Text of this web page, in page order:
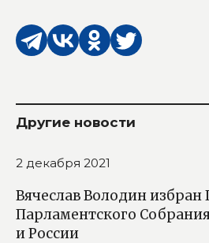
Другие новости
2 декабря 2021
Вячеслав Володин избран
Парламентского
и России